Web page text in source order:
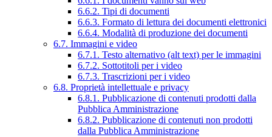
6.6.2. Tipi di documenti
6.6.3. Formato di lettura dei documenti elettronici
6.6.4. Modalità di produzione dei documenti
6.7. Immagini e video
6.7.1. Testo alternativo (alt text) per le immagini
6.7.2. Sottotitoli per i video
6.7.3. Trascrizioni per i video
6.8. Proprietà intellettuale e privacy
6.8.1. Pubblicazione di contenuti prodotti dalla
Pubblica Amministrazione
6.8.2. Pubblicazione di contenuti non prodotti
dalla Pubblica Amministrazione